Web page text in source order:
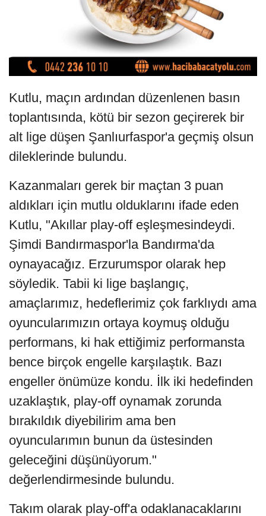
Kutlu, maçın ardından düzenlenen basın
toplantısında, kötü bir sezon geçirerek bir
alt lige düşen Şanlıurfaspor'a geçmiş olsun
dileklerinde bulundu.
Kazanmaları gerek bir maçtan 3 puan
aldıkları için mutlu olduklarını ifade eden
Kutlu, "Akıllar play-off eşleşmesindeydi.
Şimdi Bandırmaspor'la Bandırma'da
oynayacağız. Erzurumspor olarak hep
söyledik. Tabii ki lige başlangıç,
amaçlarımız, hedeflerimiz çok farklıydı ama
oyuncularımızın ortaya koymuş olduğu
performans, ki hak ettiğimiz performansta
bence birçok engelle karşılaştık. Bazı
engeller önümüze kondu. İlk iki hedefinden
uzaklaştık, play-off oynamak zorunda
bırakıldık diyebilirim ama ben
oyuncularımın bunun da üstesinden
geleceğini düşünüyorum."
değerlendirmesinde bulundu.
Takım olarak play-off'a odaklanacaklarını